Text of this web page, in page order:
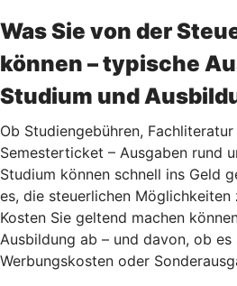
Was Sie von der
können – typische
Studium und
Ob Studiengebühren,
Semesterticket – Ausgaben rund
Studium können schnell ins Geld
es, die steuerlichen Möglichkeiten
Kosten Sie geltend machen
Ausbildung ab – und davon, ob
Werbungskosten oder